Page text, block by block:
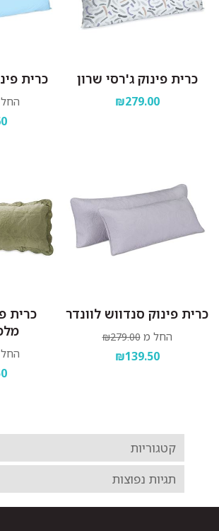
כרית פינוק ג'רסי שרון
₪279.00
כרית
כרית פינוק סנדווש לוונדר
החל מ ₪279.00
₪139.50
כרית
קטגוריות
תגיות נפוצות